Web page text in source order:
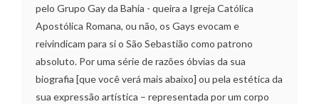
pelo Grupo Gay da Bahia - queira a Igreja Católica
Apostólica Romana, ou não, os Gays evocam e
reivindicam para si o São Sebastião como patrono
absoluto. Por uma série de razões óbvias da sua
biografia [que você verá mais abaixo] ou pela estética da
sua expressão artística – representada por um corpo